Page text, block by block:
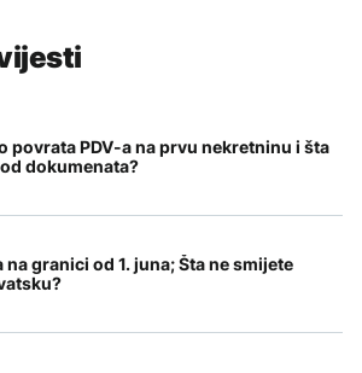
povrata PDV-a na prvu nekretninu i šta
dokumenata?
na granici od 1. juna; Šta ne smijete